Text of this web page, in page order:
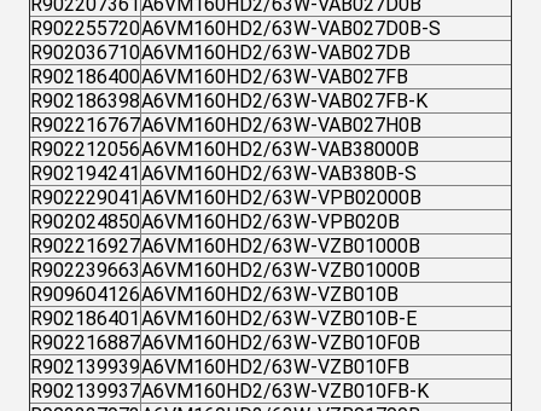
R902255720A6VM160HD2/63W-VAB027D0B-S
R902036710A6VM160HD2/63W-VAB027DB
R902186400A6VM160HD2/63W-VAB027FB
R902186398A6VM160HD2/63W-VAB027FB-K
R902216767A6VM160HD2/63W-VAB027H0B
R902212056A6VM160HD2/63W-VAB38000B
R902194241A6VM160HD2/63W-VAB380B-S
R902229041A6VM160HD2/63W-VPB02000B
R902024850A6VM160HD2/63W-VPB020B
R902216927A6VM160HD2/63W-VZB01000B
R902239663A6VM160HD2/63W-VZB01000B
R909604126A6VM160HD2/63W-VZB010B
R902186401A6VM160HD2/63W-VZB010B-E
R902216887A6VM160HD2/63W-VZB010F0B
R902139939A6VM160HD2/63W-VZB010FB
R902139937A6VM160HD2/63W-VZB010FB-K